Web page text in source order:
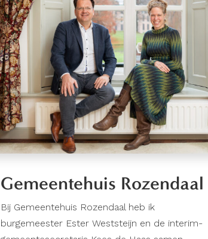
Gemeentehuis Rozendaal
Bij Gemeentehuis Rozendaal heb ik
burgemeester Ester Weststeijn en de interim-